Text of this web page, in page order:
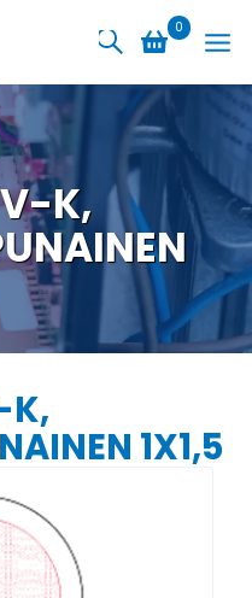
0
K,
1X1,5